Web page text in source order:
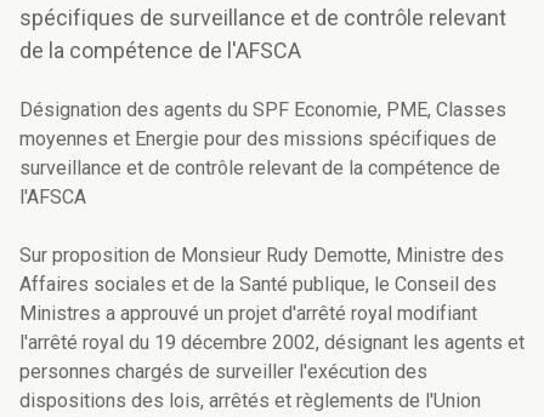
spécifiques de surveillance et de contrôle relevant
de la compétence de l'AFSCA
Désignation des agents du SPF Economie, PME, Classes
moyennes et Energie pour des missions spécifiques de
surveillance et de contrôle relevant de la compétence de
l'AFSCA
Sur proposition de Monsieur Rudy Demotte, Ministre des
Affaires sociales et de la Santé publique, le Conseil des
Ministres a approuvé un projet d'arrêté royal modifiant
l'arrêté royal du 19 décembre 2002, désignant les agents et
personnes chargés de surveiller l'exécution des
dispositions des lois, arrêtés et règlements de l'Union